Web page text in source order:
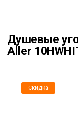
Душевые
Aller
Скидка